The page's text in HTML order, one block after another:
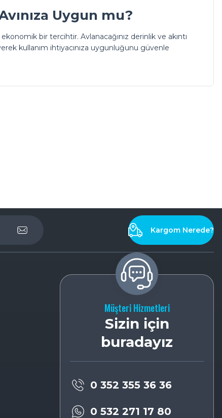
Uygun mu?
bir tercihtir. Avlanacağınız derinlik ve akıntı
kullanım ihtiyacınıza uygunluğunu güvenle
Kargom Nerede?
Müşteri Hizmetleri
Sizin için
buradayız
0 352 355 36 36
0 532 271 17 80